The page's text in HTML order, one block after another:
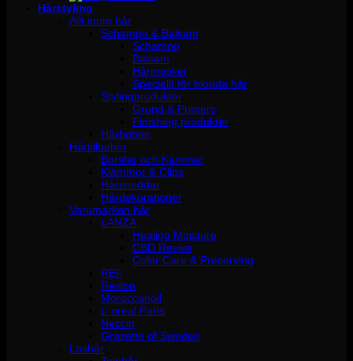
Hårstyling
Allt inom hår
Schampo & Balsam
Schampo
Balsam
Hårmasker
Speciellt för blonda hår
Stylingprodukter
Grund & Primers
Finishing produkter
Hårbotten
Hårtillbehör
Borstar och Kammar
Klämmor & Clips
Hårsnoddar
Hårdekorationer
Varumärken hår
LANZA
Healing Moisture
CBD Revive
Color Care & Preserving
REF
Revlon
Moroccanoil
L´oréal Paris
Neccin
Grazette of Sweden
Löshår